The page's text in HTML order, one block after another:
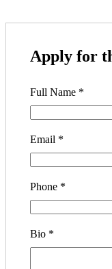
Apply for
Full Name *
Email *
Phone *
Bio *